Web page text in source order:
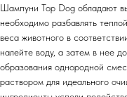
Шампуни Top Dog обладают
необходимо разбавлять
веса животного в
налейте воду, а затем в нее
образования однородной
раствором для идеального